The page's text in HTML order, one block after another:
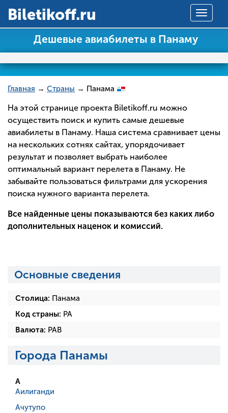
Toggle
Вiletikoff.ru
Дешевые авиабилеты в Панаму
Главная → Страны → Панама
На этой странице проекта Biletikoff.ru можно
осуществить поиск и купить самые дешевые
авиабилеты в Панаму. Наша система сравнивает цены
на нескольких сотнях сайтах, упорядочивает
результат и позволяет выбрать наиболее
оптимальный вариант перелета в Панаму. Не
забывайте пользоваться фильтрами для ускорения
поиска нужного варианта перелета.
Все найденные цены показываются без каких либо
дополнительных наценок и комиссий.
Основные сведения
Столица: Панама
Код страны: PA
Валюта: PAB
Города Панамы
А
Аилиганди
Ачутупо